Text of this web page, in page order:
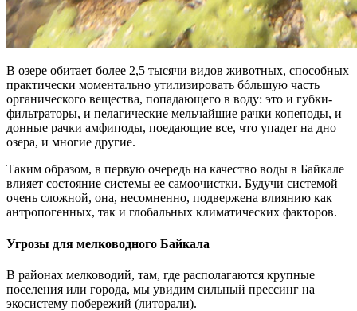
В озере обитает более 2,5 тысячи видов животных, способных
практически моментально утилизировать бóльшую часть
органического вещества, попадающего в воду: это и губки-
фильтраторы, и пелагические мельчайшие рачки копеподы, и
донные рачки амфиподы, поедающие все, что упадет на дно
озера, и многие другие.
Таким образом, в первую очередь на качество воды в Байкале
влияет состояние системы ее самоочистки. Будучи системой
очень сложной, она, несомненно, подвержена влиянию как
антропогенных, так и глобальных климатических факторов.
Угрозы для мелководного Байкала
В районах мелководий, там, где располагаются крупные
поселения или города, мы увидим сильный прессинг на
экосистему побережий (литорали).